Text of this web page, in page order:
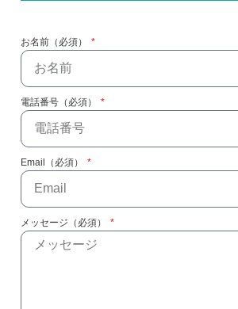
お名前（必須）
電話番号（必須）
Email（必須）
メッセージ（必須）